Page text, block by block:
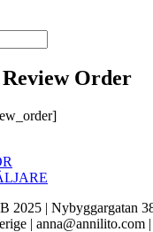
Order
2025 | Nybyggargatan
| anna@annilito.com